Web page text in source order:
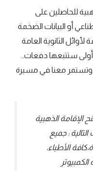
للحاصلين على
أو البيانات الضخمة
الثانوية العامة
ستتبعها دفعات..
وتستمر معنا في مسيرة
الإقامة الذهبية
التالية : جميع
الأطباء،